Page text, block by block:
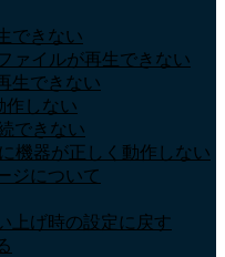
できない
ァイルが再生できない
生できない
作しない
できない
機器が正しく動作しない
ジについて
上げ時の設定に戻す